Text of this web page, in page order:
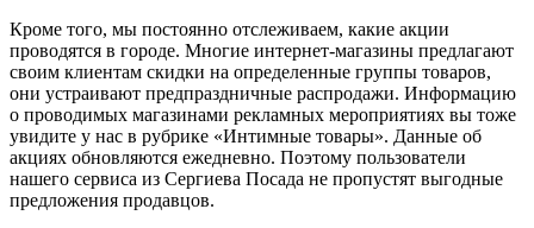
Кроме того, мы постоянно отслеживаем, какие акции
проводятся в городе. Многие интернет-магазины предлагают
своим клиентам скидки на определенные группы товаров,
они устраивают предпраздничные распродажи. Информацию
о проводимых магазинами рекламных мероприятиях вы тоже
увидите у нас в рубрике «Интимные товары». Данные об
акциях обновляются ежедневно. Поэтому пользователи
нашего сервиса из Сергиева Посада не пропустят выгодные
предложения продавцов.